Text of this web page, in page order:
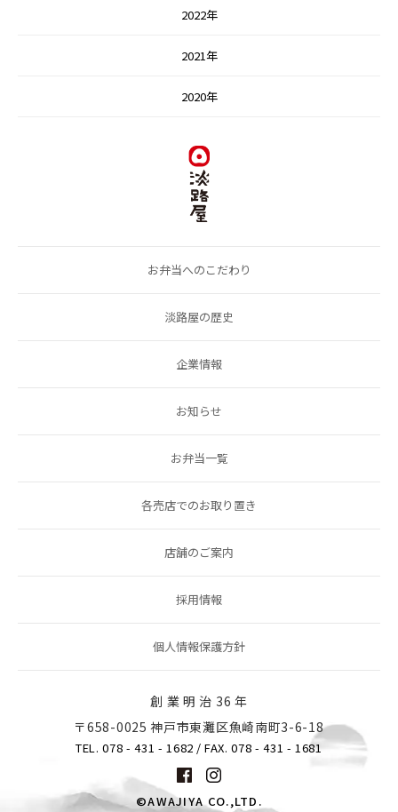
2022年
2021年
2020年
お弁当へのこだわり
淡路屋の歴史
企業情報
お知らせ
お弁当一覧
各売店でのお取り置き
店舗のご案内
採用情報
個人情報保護方針
創 業 明 治 36 年
〒658-0025 神戸市東灘区魚崎南町3-6-18
TEL. 078 - 431 - 1682 / FAX. 078 - 431 - 1681
©AWAJIYA CO.,LTD.